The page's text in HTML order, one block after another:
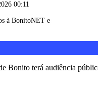
00:11
à BonitoNET e
Bonito terá audiência